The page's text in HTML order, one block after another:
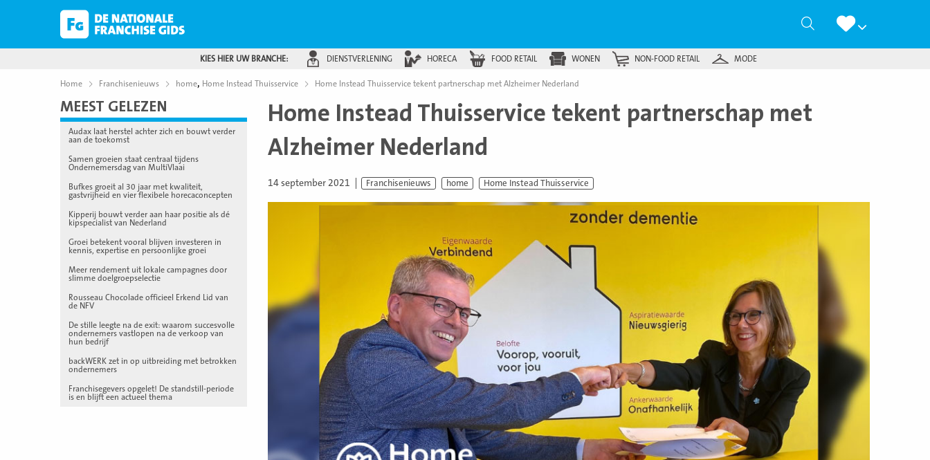
Zoeken
KIES HIER UW BRANCHE: DIENSTVERLENING HORECA FOOD RETAIL WONEN NON-FOOD RETAIL MODE
Home Franchisenieuws home, Home Instead Thuisservice Home Instead Thuisservice tekent partnerschap met Alzheimer Nederland
MEEST GELEZEN
Audax laat herstel achter zich en bouwt verder
aan de toekomst
Samen groeien staat centraal tijdens
Ondernemersdag van MultiVlaai
Bufkes groeit al 30 jaar met kwaliteit,
gastvrijheid en vier flexibele horecaconcepten
Kipperij bouwt verder aan haar positie als dé
kipspecialist van Nederland
Groei betekent vooral blijven investeren in
kennis, expertise en persoonlijke groei
Meer rendement uit lokale campagnes door
slimme doelgroepselectie
Rousseau Chocolade officieel Erkend Lid van
de NFV
De stille leegte na de exit: waarom succesvolle
ondernemers vastlopen na de verkoop van
hun bedrijf
backWERK zet in op uitbreiding met betrokken
ondernemers
Franchisegevers opgelet! De standstill-periode
is en blijft een actueel thema
Home Instead Thuisservice tekent partnerschap met
Alzheimer Nederland
14 september 2021 Franchisenieuws home Home Instead Thuisservice